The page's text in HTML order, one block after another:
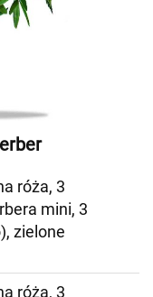
róża, 3
mini, 3
zielone
róża, 3